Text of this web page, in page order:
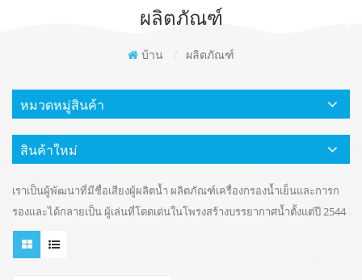
ผลิตภัณฑ์
บ้าน / ผลิตภัณฑ์
หมวดหมู่สินค้า
สินค้าใหม่
เราเป็นผู้พัฒนาที่มีชื่อเสียงผู้ผลิตน้ำ ผลิตภัณฑ์เครื่องกรองน้ำเย็นและการก
รองและได้กลายเป็น ผู้เล่นที่โดดเด่นในโพรงสร้างบรรยากาศน้ำตั้งแต่ปี 2544